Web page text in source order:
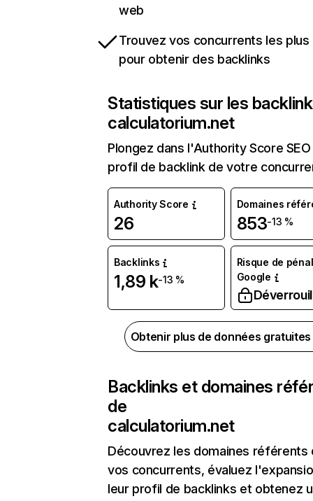
web
Trouvez vos concurrents les
pour obtenir des backlinks
Statistiques sur les
calculatorium.net
Plongez dans l'Authority Score
profil de backlink de votre
Authority Score
26
Domaines
853-13 %
Backlinks
1,89 k-13 %
Risque de
Google
Obtenir plus de données
Backlinks et domaines
de
calculatorium.net
Découvrez les domaines référents
vos concurrents, évaluez
leur profil de backlinks et obtenez